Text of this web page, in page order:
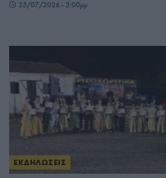
23/07/2026 - 3:00μμ
ΕΚΔΗΛΩΣΕΙΣ